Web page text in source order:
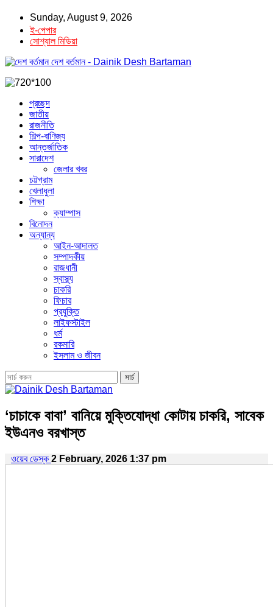
Sunday, August 9, 2026
ই-পেপার
সোশ্যাল মিডিয়া
দেশ বর্তমান - Dainik Desh Bartaman
প্রচ্ছদ
জাতীয়
রাজনীতি
শিল্প-বাণিজ্য
আন্তর্জাতিক
সারাদেশ
জেলার খবর
চট্টগ্রাম
খেলাধুলা
শিক্ষা
ক্যাম্পাস
বিনোদন
অন্যান্য
আইন-আদালত
সম্পাদকীয়
রাজধানী
স্বাস্থ্য
চাকরি
ফিচার
প্রযুক্তি
লাইফস্টাইল
ধর্ম
রকমারি
ইসলাম ও জীবন
‘চাচাকে বাবা’ বানিয়ে মুক্তিযোদ্ধা কোটায় চাকরি, সাবেক
ইউএনও বরখাস্ত
ওয়েব ডেস্ক 2 February, 2026 1:37 pm